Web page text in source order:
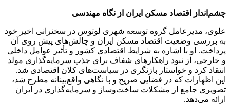
چشم‌انداز اقتصاد مسکن ایران از نگاه مهندسی
علوی، مدیرعامل گروه توسعه شهری لوتوس در سخنرانی اخیر خود
به بررسی وضعیت اقتصاد مسکن ایران و چالش‌های پیش روی آن
پرداخت. او با اشاره به شرایط اقتصادی کشور و تأثیر عوامل داخلی
و خارجی، از نبود راهکارهای شفاف برای جذب سرمایه‌گذاری مولد
انتقاد کرد و خواستار بازنگری در سیاست‌های کلان اقتصادی شد.
این اظهارات که در فضایی صریح و با نگاهی واقع‌بینانه مطرح شد،
تصویری جامع از مشکلات ساخت‌وساز و سرمایه‌گذاری در ایران
ارائه می‌دهد.